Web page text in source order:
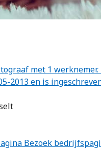
met 1
2013 en is
Bezoek